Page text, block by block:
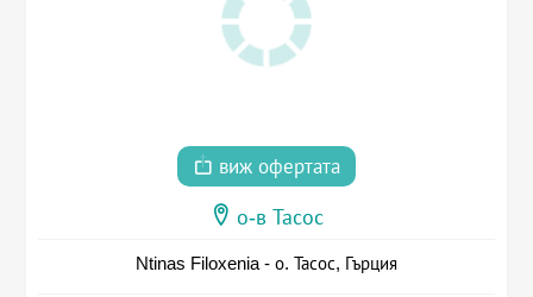
виж офертата
о-в Тасос
Ntinas Filoxenia - о. Тасос, Гърция